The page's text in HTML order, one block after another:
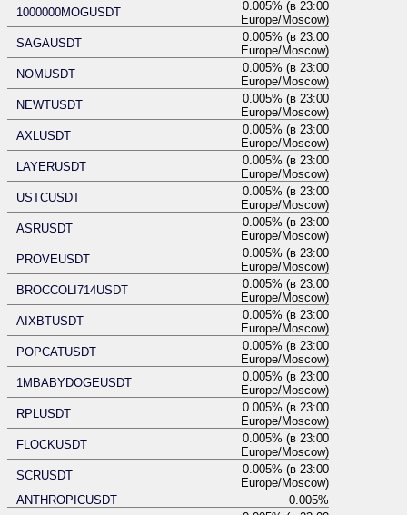
1000000MOGUSDT
0.005% (в 23:00
Europe/Moscow)
SAGAUSDT
0.005% (в 23:00
Europe/Moscow)
NOMUSDT
0.005% (в 23:00
Europe/Moscow)
NEWTUSDT
0.005% (в 23:00
Europe/Moscow)
AXLUSDT
0.005% (в 23:00
Europe/Moscow)
LAYERUSDT
0.005% (в 23:00
Europe/Moscow)
USTCUSDT
0.005% (в 23:00
Europe/Moscow)
ASRUSDT
0.005% (в 23:00
Europe/Moscow)
PROVEUSDT
0.005% (в 23:00
Europe/Moscow)
BROCCOLI714USDT
0.005% (в 23:00
Europe/Moscow)
AIXBTUSDT
0.005% (в 23:00
Europe/Moscow)
POPCATUSDT
0.005% (в 23:00
Europe/Moscow)
1MBABYDOGEUSDT
0.005% (в 23:00
Europe/Moscow)
RPLUSDT
0.005% (в 23:00
Europe/Moscow)
FLOCKUSDT
0.005% (в 23:00
Europe/Moscow)
SCRUSDT
0.005% (в 23:00
Europe/Moscow)
ANTHROPICUSDT
0.005%